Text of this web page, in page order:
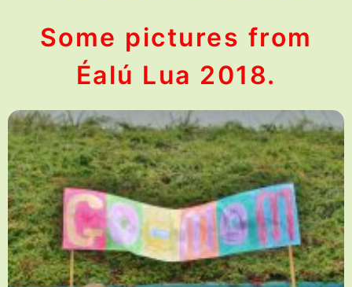
Some pictures from
Éalú Lua 2018.